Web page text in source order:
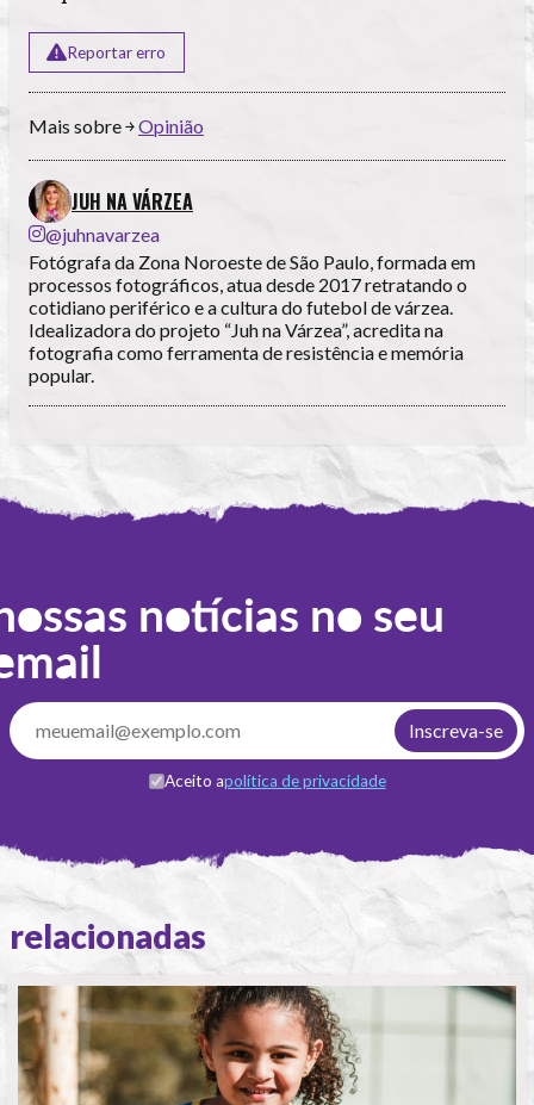
Reportar erro
Mais sobre ￫Opinião
JUH NA VÁRZEA
@juhnavarzea
Fotógrafa da Zona Noroeste de São Paulo, formada em
processos fotográficos, atua desde 2017 retratando o
cotidiano periférico e a cultura do futebol de várzea.
Idealizadora do projeto “Juh na Várzea”, acredita na
fotografia como ferramenta de resistência e memória
popular.
notícias no seu
Aceito apolítica de privacidade
relacionadas